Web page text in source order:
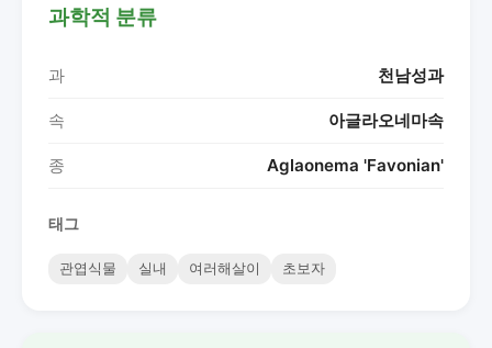
과학적 분류
과 천남성과
속 아글라오네마속
종 Aglaonema 'Favonian'
태그
관엽식물 실내 여러해살이 초보자